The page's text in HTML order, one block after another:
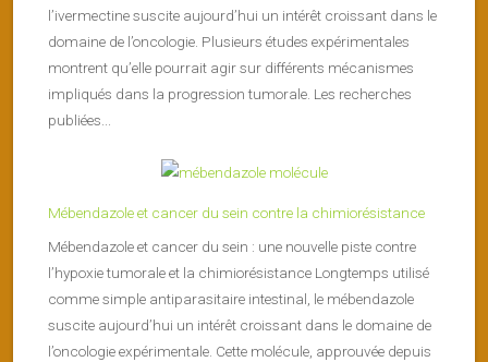
l’ivermectine suscite aujourd’hui un intérêt croissant dans le
domaine de l’oncologie. Plusieurs études expérimentales
montrent qu’elle pourrait agir sur différents mécanismes
impliqués dans la progression tumorale. Les recherches
publiées...
Mébendazole et cancer du sein contre la chimiorésistance
Mébendazole et cancer du sein : une nouvelle piste contre
l’hypoxie tumorale et la chimiorésistance Longtemps utilisé
comme simple antiparasitaire intestinal, le mébendazole
suscite aujourd’hui un intérêt croissant dans le domaine de
l’oncologie expérimentale. Cette molécule, approuvée depuis